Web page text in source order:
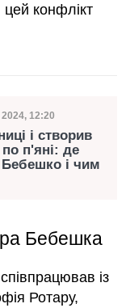
цей конфлікт
12:20
і створив
по п'яні: де
і чим
Бебешка
із
Ротару,